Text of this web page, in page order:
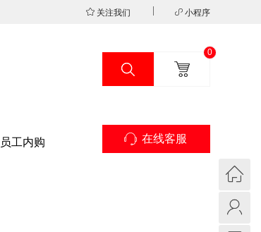
关注我们 小程序
0
员工内购 在线客服